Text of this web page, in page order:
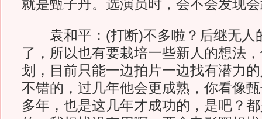
就是甄子丹。选演员时，会不会发现
袁和平：(打断)不多啦？后继无人
了，所以也有要栽培一些新人的想法
划，目前只能一边拍片一边找有潜力
不错的，过几年他会更成熟，你看像
多年，也是这几年才成功的，是吧？